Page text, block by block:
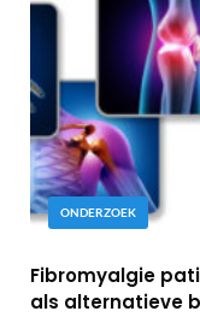
ONDERZOEK
Fibromyalgie
als alternatieve